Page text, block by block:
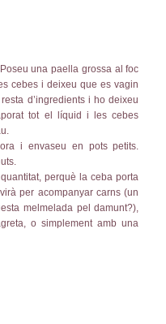
una paella grossa al foc
cebes i deixeu que es vagin
d’ingredients i ho deixeu
tot el líquid i les cebes
i envaseu en pots petits.
perquè la ceba porta
per acompanyar carns (un
melmelada pel damunt?),
o simplement amb una